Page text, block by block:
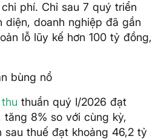
phí. Chỉ sau 7 quý triển
diện, doanh nghiệp đã gần
lỗ lũy kế hơn 100 tỷ đồng,
bùng nổ
thuần quý I/2026 đạt
8% so với cùng kỳ,
sau thuế đạt khoảng 46,2 tỷ